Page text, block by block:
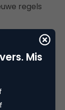
regels
september
nieuwe
niet
Mis